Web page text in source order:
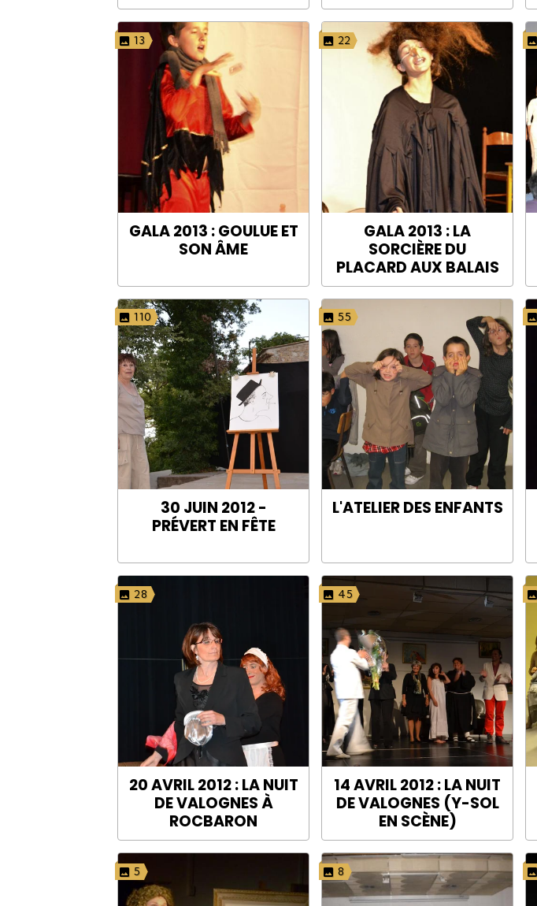
13
GALA 2013 : GOULUE ET
SON ÂME
22
GALA 2013 : LA
SORCIÈRE DU
PLACARD AUX BALAIS
110
30 JUIN 2012 -
PRÉVERT EN FÊTE
55
L'ATELIER DES ENFANTS
28
20 AVRIL 2012 : LA NUIT
DE VALOGNES À
ROCBARON
45
14 AVRIL 2012 : LA NUIT
DE VALOGNES (Y-SOL
EN SCÈNE)
5 8